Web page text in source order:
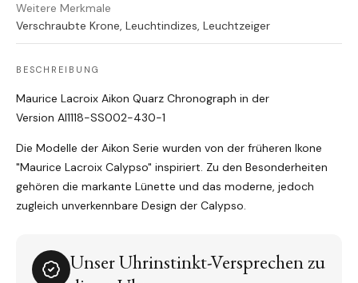
Weitere Merkmale
Verschraubte Krone, Leuchtindizes, Leuchtzeiger
BESCHREIBUNG
Maurice Lacroix Aikon Quarz Chronograph in der
Version AI1118-SS002-430-1
Die Modelle der Aikon Serie wurden von der früheren Ikone
"Maurice Lacroix Calypso" inspiriert. Zu den Besonderheiten
gehören die markante Lünette und das moderne, jedoch
zugleich unverkennbare Design der Calypso.
Unser Uhrinstinkt-Versprechen zu